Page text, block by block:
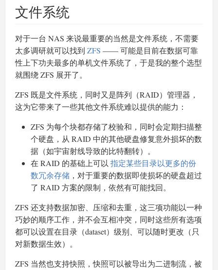
文件系统
对于一台 NAS 来说最重要的当然是文件系统，不需要
太多调研就可以找到 ZFS —— 可能是目前在数据可靠
性上下功夫最多的单机文件系统了，于是我的整个选型
就围绕 ZFS 展开了。
ZFS 既是文件系统，同时又是阵列（RAID）管理器，
这为它带来了一些其他文件系统难以提供的能力：
ZFS 为每个块都存储了校验和，同时会定期扫描整
个硬盘，从 RAID 中的其他硬盘修复意外损坏的数
据（如宇宙射线导致的比特翻转）。
在 RAID 的基础上可以 指定某些目录以更多的份
数冗余存储 ，对于重要的数据即使损坏的硬盘超过
了 RAID 方案的限制，依然有可能找回。
ZFS 还支持数据加密、压缩和去重，这三项功能以一种
巧妙的顺序工作，并不会互相冲突，同时这些所有选项
都可以设置在目录（dataset）级别、可以随时更改（只
对新数据生效）。
ZFS 当然也支持快照，快照可以被导出为二进制流，被